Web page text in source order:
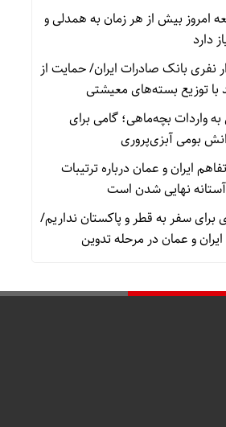
امروز بیش از هر زمان به همدلی و
دارد
۱۲ هزار نفری بانک صادرات ایران/ حمایت از
با توزیع بسته‌های معیشتی
به واردات بچه‌ماهی؛ گامی برای
بومی آبزی‌پروری
ایران و عمان درباره ترتیبات
نهایی شدن است
برای سفر به قطر و پاکستان نداریم/
و عمان در مرحله تدوین